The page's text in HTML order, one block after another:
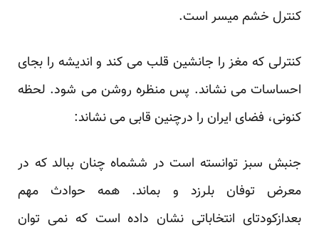
کنترل خشم میسر است.
کنترلی که مغز را جانشین قلب می کند و اندیشه را بجای
احساسات می نشاند. پس منظره روشن می شود. لحظه
کنونی، فضای ایران را درچنین قابی می نشاند:
جنبش سبز توانسته است در ششماه چنان ببالد که در
معرض توفان بلرزد و بماند. همه حوادث مهم
بعدازکودتای انتخاباتی نشان داده است که نمی توان